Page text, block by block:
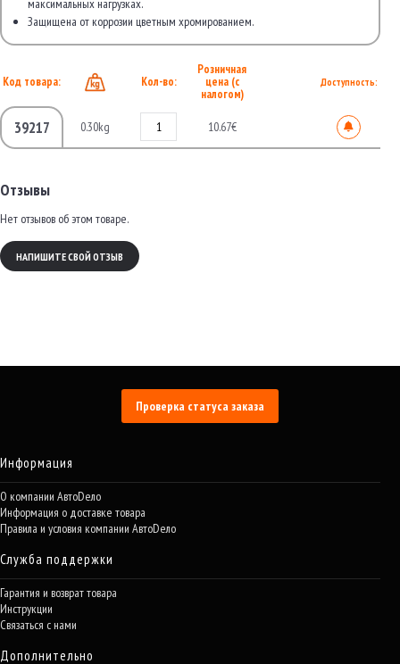
максимальных нагрузках.
Защищена от коррозии цветным хромированием.
Код товара: Кол-во:
Розничная
цена (с
налогом)
Доступность:
39217 0.30kg 10.67€
Отзывы
Нет отзывов об этом товаре.
НАПИШИТЕ СВОЙ ОТЗЫВ
Проверка статуса заказа
Информация
О компании АвтоDело
Информация о доставке товара
Правила и условия компании АвтоDело
Служба поддержки
Гарантия и возврат товара
Инструкции
Связаться с нами
Дополнительно